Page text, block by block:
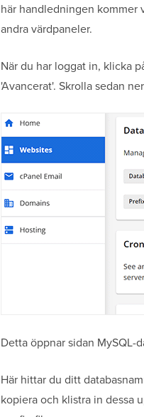
här handledningen kommer
andra värdpaneler.
När du har loggat in, klicka
'Avancerat'. Skrolla sedan
Detta öppnar sidan MySQL-
Här hittar du ditt
kopiera och klistra in dessa